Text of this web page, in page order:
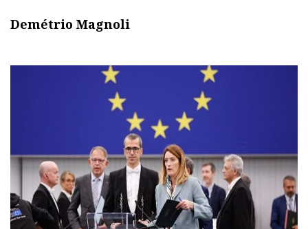
Demétrio Magnoli